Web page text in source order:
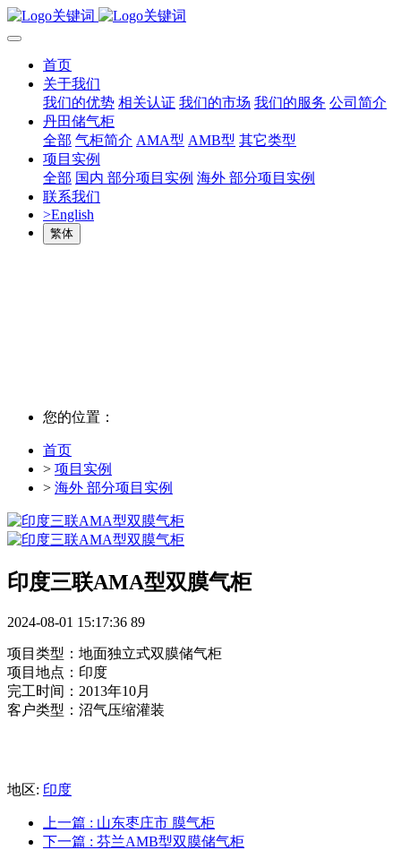
首页
关于我们
我们的优势 相关认证 我们的市场 我们的服务 公司简介
丹田储气柜
全部 气柜简介 AMA型 AMB型 其它类型
项目实例
全部 国内 部分项目实例 海外 部分项目实例
联系我们
>English
繁体
您的位置：
首页
> 项目实例
> 海外 部分项目实例
印度三联AMA型双膜气柜
2024-08-01 15:17:36 89
项目类型：地面独立式双膜储气柜
项目地点：印度
完工时间：2013年10月
客户类型：沼气压缩灌装
地区: 印度
上一篇 : 山东枣庄市 膜气柜
下一篇 : 芬兰AMB型双膜储气柜